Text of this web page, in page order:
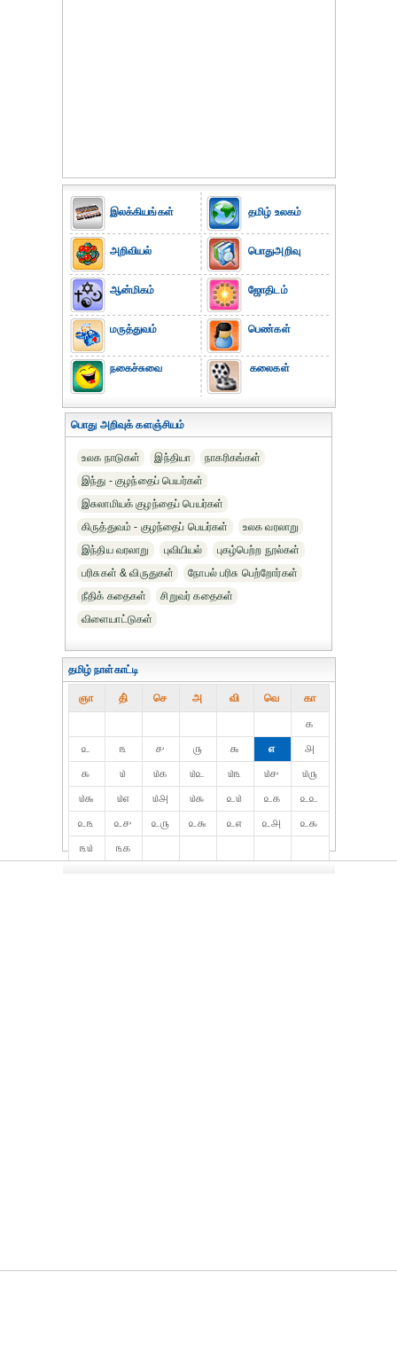
இலக்கியங்கள்
அறிவியல்
ஆன்மிகம்
மருத்துவம்
நகைச்சுவை
தமிழ் உலகம்
பொதுஅறிவு
ஜோதிடம்
பெண்கள்
கலைகள்
பொது அறிவுக் களஞ்சியம்
உலக நாடுகள் இந்தியா
நாகரிகங்கள்
இந்து - குழந்தைப் பெயர்கள்
இசுலாமியக் குழந்தைப் பெயர்கள்
கிருத்துவம் - குழந்தைப் பெயர்கள்
உலக வரலாறு
இந்திய வரலாறு
புவியியல்
புகழ்பெற்ற நூல்கள்
பரிசுகள் & விருதுகள்
நோபல் பரிசு‎ பெற்றோர்‎கள்
நீதிக் கதைகள்
சிறுவர் கதைகள்
விளையாட்டுகள்
தமிழ் நாள்காட்டி
ஞா தி் செ அ வி வெ கா
௧
௨
௩ ௪ ௫ ௬ ௭
௮
௯
௰ ௰௧ ௰௨ ௰௩ ௰௪
௰௫
௰௬
௰௭ ௰௮ ௰௯ ௨௰ ௨௧
௨௨
௨௩
௨௪ ௨௫ ௨௬ ௨௭ ௨௮
௨௯
௩௰
௩௧